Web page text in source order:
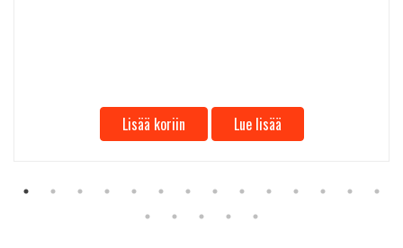
Lisää koriin Lue lisää